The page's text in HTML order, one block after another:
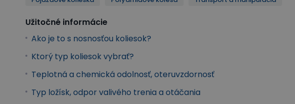
Užitočné informácie
Ako je to s nosnosťou koliesok?
Ktorý typ koliesok vybrať?
Teplotná a chemická odolnosť, oteruvzdornosť
Typ ložísk, odpor valivého trenia a otáčania